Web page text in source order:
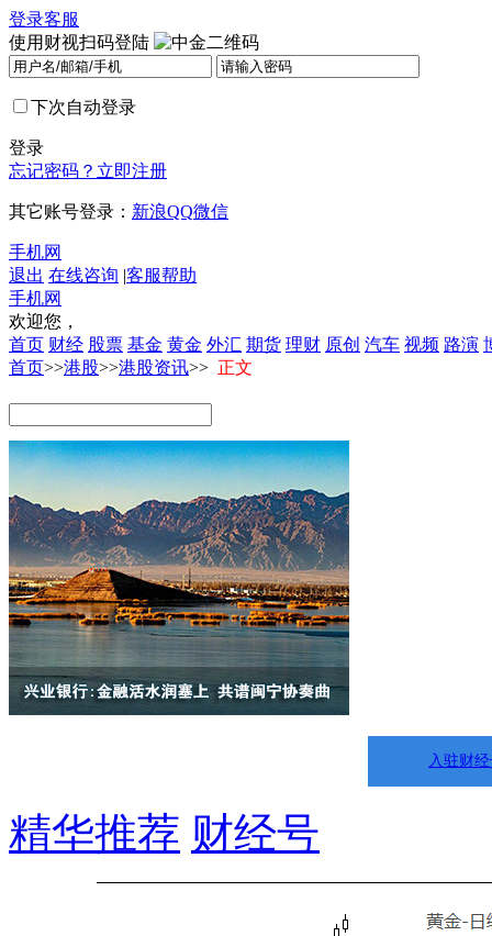
登录客服
使用财视扫码登陆
下次自动登录
登录
忘记密码？ 立即注册
其它账号登录： 新浪QQ微信
手机网
退出 在线咨询 |客服帮助
手机网
欢迎您，
首页 财经 股票 基金 黄金 外汇 期货 理财 原创 汽车 视频 路演
首页>>港股>>港股资讯>> 正文
入驻财
精华推荐 财经号